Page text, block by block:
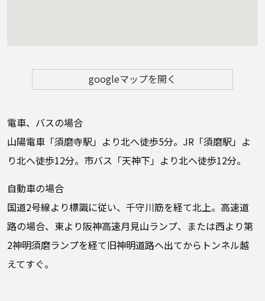
googleマップを開く
電車、バスの場合
山陽電車「須磨寺駅」より北へ徒歩5分。JR「須磨駅」よ
り北へ徒歩12分。市バス「天神下」より北へ徒歩12分。
自動車の場合
国道2号線より標識に従い、千守川筋を経て北上。高速道
路の場合、東より阪神高速月見山ランプ、または西より第
2神明須磨ランプを経て旧神明道路へ出てからトンネル越
えてすぐ。